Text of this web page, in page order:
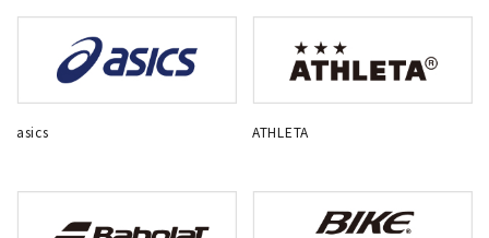
asics ATHLETA